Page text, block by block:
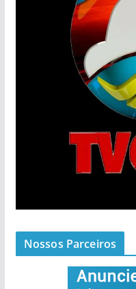
Nossos Parceiros